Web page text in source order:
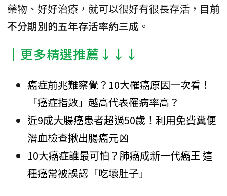
藥物、好好治療，就可以很好有很長存活， 目前
不分期別的五年存活率約三成 。
│更多精選推薦↓↓↓
癌症前兆難察覺？10大罹癌原因一次看！
「癌症指數」越高代表罹病率高？
近9成大腸癌患者超過50歲！利用免費糞便
潛血檢查揪出腸癌元凶
10大癌症誰最可怕？肺癌成新一代癌王 這
種癌常被誤認「吃壞肚子」